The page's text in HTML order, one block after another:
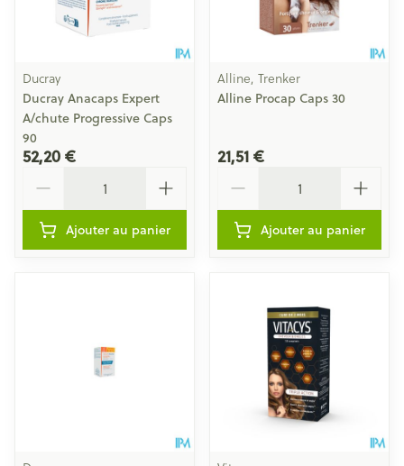
Ducray
Ducray Anacaps Expert
A/chute Progressive Caps
90
52,20 €
Ajouter au panier
Alline, Trenker
Alline Procap Caps 30
21,51 €
Ajouter au panier